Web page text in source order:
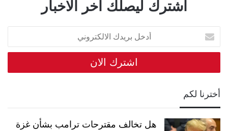
اشترك ليصلك اخر الاخبار
أدخل
بريدك
الالكتروني
أخترنا لكم
هل تخالف مقترحات ترامب بشأن غزة